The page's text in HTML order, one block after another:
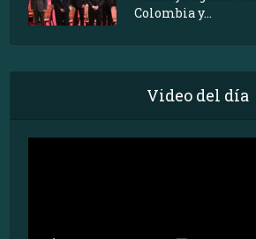
Colombia y...
Video del día